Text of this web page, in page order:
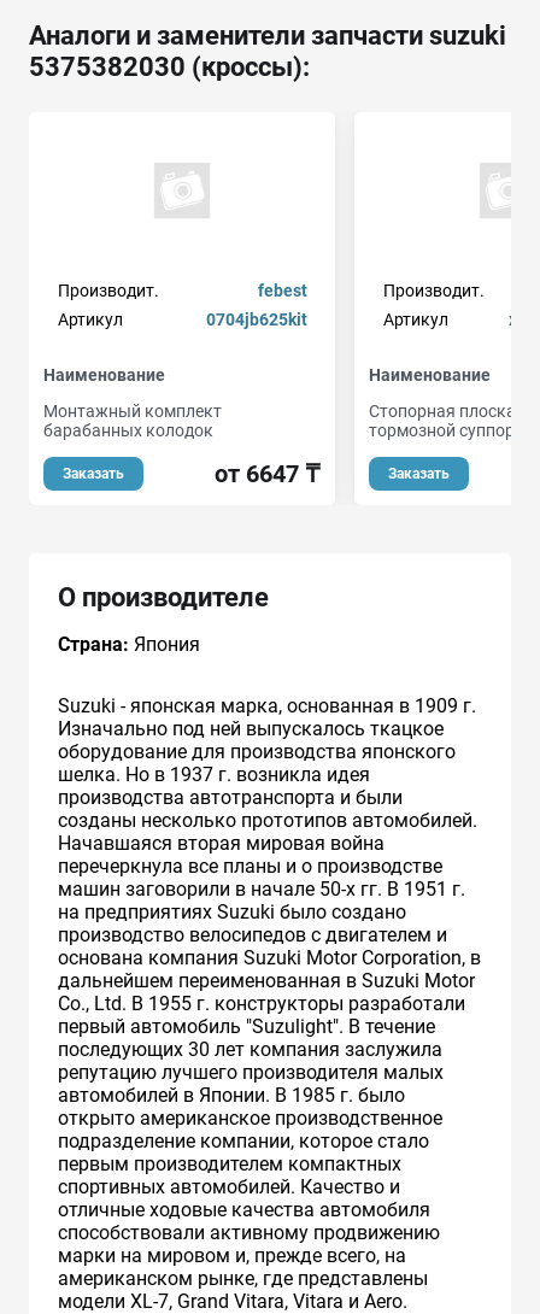
Аналоги и заменители запчасти suzuki
5375382030 (кроссы):
Производит.
febest
Артикул
0704jb625kit
Наименование
Монтажный комплект
барабанных колодок
Заказать от 6647 ₸
Производит.
Артикул
Наименование
Стопорная плоская
тормозной суппорт
Заказать
О производителе
Страна: Япония
Suzuki - японская марка, основанная в 1909 г.
Изначально под ней выпускалось ткацкое
оборудование для производства японского
шелка. Но в 1937 г. возникла идея
производства автотранспорта и были
созданы несколько прототипов автомобилей.
Начавшаяся вторая мировая война
перечеркнула все планы и о производстве
машин заговорили в начале 50-х гг. В 1951 г.
на предприятиях Suzuki было создано
производство велосипедов с двигателем и
основана компания Suzuki Motor Corporation, в
дальнейшем переименованная в Suzuki Motor
Co., Ltd. В 1955 г. конструкторы разработали
первый автомобиль "Suzulight". В течение
последующих 30 лет компания заслужила
репутацию лучшего производителя малых
автомобилей в Японии. В 1985 г. было
открыто американское производственное
подразделение компании, которое стало
первым производителем компактных
спортивных автомобилей. Качество и
отличные ходовые качества автомобиля
способствовали активному продвижению
марки на мировом и, прежде всего, на
американском рынке, где представлены
модели XL-7, Grand Vitara, Vitara и Aero.